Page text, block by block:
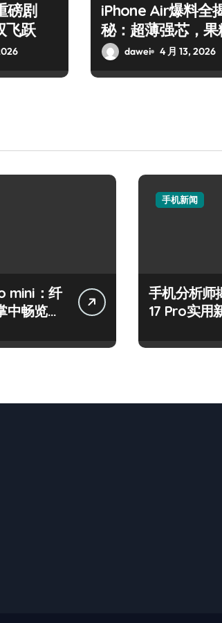
磅剧
飞跃
iPhone Air爆料全
秘：超薄强芯，果
喜！dawei 4 月 13, 2026
mini：纤
中畅览海
手机新闻
手机分析师
17 Pro实用